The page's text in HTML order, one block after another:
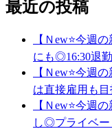
最近の投稿
【Ｎew⭐今週
にも◎16:30退
【Ｎew⭐今週
は直接雇用も目
【Ｎew⭐今週
し◎プライベー